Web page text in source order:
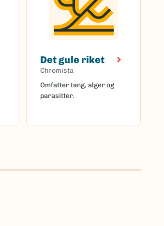
Det gule riket
Chromista
Omfatter tang, alger og
parasitter.